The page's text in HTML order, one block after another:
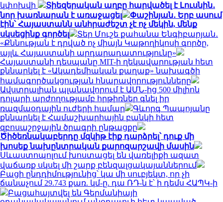
կփոխվի
Տիեզերական աղբը հարվածել է Լուսնին․
նոր խառնարան է առաջացել
Փաշինյան․ Երբ ասում
էին՝ Հայաստանն անհրաժեշտ չէ ոչ մեկին, մենք
սկսեցինք գործել
Տեր Մուշե քահանա Ենգիբարյան․
«Քննության է դրված ոչ միայն Կաթողիկոսի գործը,
այլև Հայաստանի արդարադատությունը»
Հայաստանի դեսպանը MIT-ի ղեկավարության հետ
քննարկել է «Ակադեմիական քաղաք» նախագծի
համագործակցության հնարավորությունները
Ավստրալիան պլանավորում է ԱՄՆ-ից 500 միլիոն
դոլարի արժողությամբ հրթիռներ գնել իր
ռազմաօդային ուժերի համար
Գևորգ Պապոյանը
քննարկել է Համաշխարհային բանկի հետ
զբոսաշրջային ծրագրի ընթացքը
Ծիծեռնակաբերդը մզկիթ էիք դարձրել՝ դուք մի
խոսեք նախընտրական քարոզարշավի մասին
Սևաստոպոլում խոստացել են վառելիքի ազատ
վաճառք սկսել մի շարք բենզալցակայաններում
Բացի ընդդիմությունից՝ կա մի սուբյեկտ, որ չի
ճանաչում 29.743 քառ. կմ-ը. դա ՌԴ-ն է՝ ի դեմս ՀԱՊԿ-ի
Բացահայտվել են Գերմանիայի